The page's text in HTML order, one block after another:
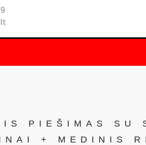
PIEŠIMAS SU
+ MEDINIS